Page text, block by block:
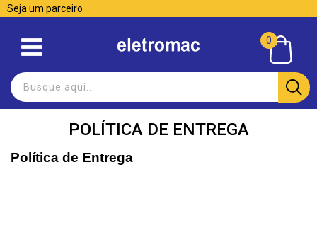
Seja um parceiro
0
POLÍTICA DE ENTREGA
Política de Entrega